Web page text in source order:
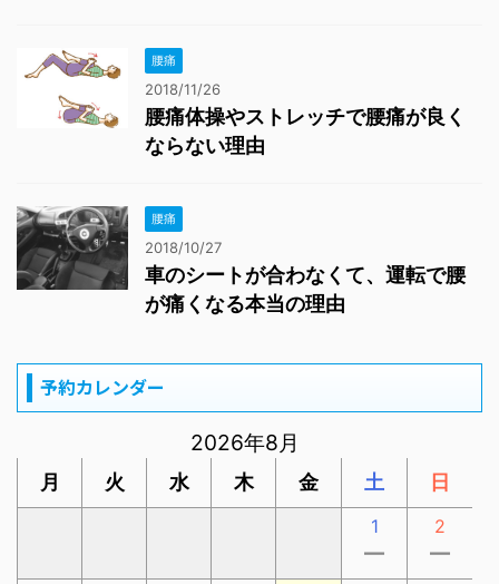
腰痛
2018/11/26
腰痛体操やストレッチで腰痛が良く
ならない理由
腰痛
2018/10/27
車のシートが合わなくて、運転で腰
が痛くなる本当の理由
予約カレンダー
2026年8月
月 火 水 木 金 土 日
1
ー
2
ー